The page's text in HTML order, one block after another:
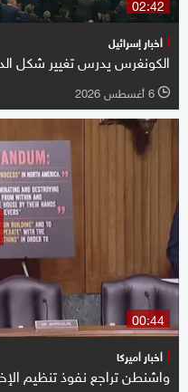
أخبار إسرائيل
الكونغرس يدرس تغيير شكل
l 6 أغسطس 2026
00:44
أخبار أميركا
واشنطن تراجع نفوذ تنظيم